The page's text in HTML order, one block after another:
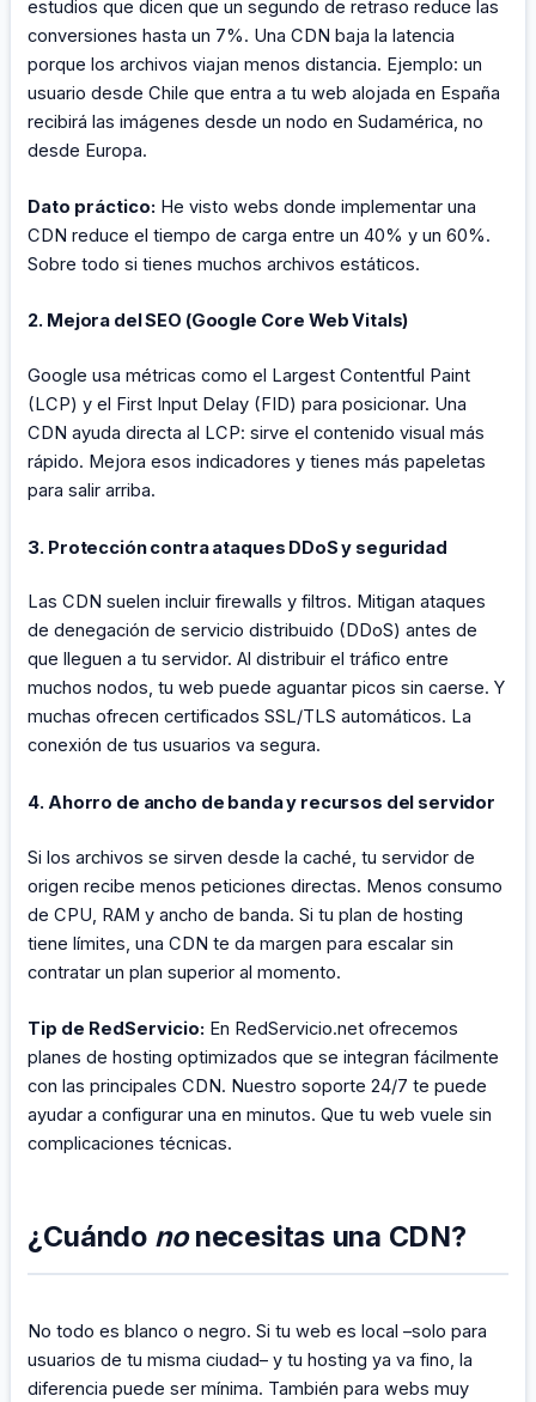
estudios que dicen que un segundo de retraso reduce las
conversiones hasta un 7%. Una CDN baja la latencia
porque los archivos viajan menos distancia. Ejemplo: un
usuario desde Chile que entra a tu web alojada en España
recibirá las imágenes desde un nodo en Sudamérica, no
desde Europa.
Dato práctico: He visto webs donde implementar una
CDN reduce el tiempo de carga entre un 40% y un 60%.
Sobre todo si tienes muchos archivos estáticos.
2. Mejora del SEO (Google Core Web Vitals)
Google usa métricas como el Largest Contentful Paint
(LCP) y el First Input Delay (FID) para posicionar. Una
CDN ayuda directa al LCP: sirve el contenido visual más
rápido. Mejora esos indicadores y tienes más papeletas
para salir arriba.
3. Protección contra ataques DDoS y seguridad
Las CDN suelen incluir firewalls y filtros. Mitigan ataques
de denegación de servicio distribuido (DDoS) antes de
que lleguen a tu servidor. Al distribuir el tráfico entre
muchos nodos, tu web puede aguantar picos sin caerse. Y
muchas ofrecen certificados SSL/TLS automáticos. La
conexión de tus usuarios va segura.
4. Ahorro de ancho de banda y recursos del servidor
Si los archivos se sirven desde la caché, tu servidor de
origen recibe menos peticiones directas. Menos consumo
de CPU, RAM y ancho de banda. Si tu plan de hosting
tiene límites, una CDN te da margen para escalar sin
contratar un plan superior al momento.
Tip de RedServicio: En RedServicio.net ofrecemos
planes de hosting optimizados que se integran fácilmente
con las principales CDN. Nuestro soporte 24/7 te puede
ayudar a configurar una en minutos. Que tu web vuele sin
complicaciones técnicas.
¿Cuándo nonecesitas una CDN?
No todo es blanco o negro. Si tu web es local –solo para
usuarios de tu misma ciudad– y tu hosting ya va fino, la
diferencia puede ser mínima. También para webs muy